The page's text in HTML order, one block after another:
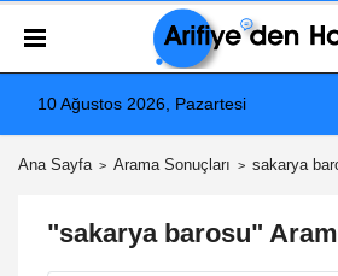
10 Ağustos 2026, Pazartesi
Ana Sayfa Arama Sonuçları sakarya
"sakarya barosu"